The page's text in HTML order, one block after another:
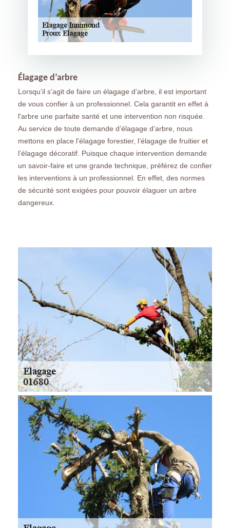
Élagage d’arbre
Lorsqu’il s’agit de faire un élagage d’arbre, il est important
de vous confier à un professionnel. Cela garantit en effet à
l'arbre une parfaite santé et une intervention non risquée.
Au service de toute demande d’élagage d’arbre, nous
mettons en place l'élagage forestier, l’élagage de fruitier et
l’élagage décoratif. Puisque chaque intervention demande
un savoir-faire et une grande technique, préférez de confier
les interventions à un professionnel. En effet, des normes
de sécurité sont exigées pour pouvoir élaguer un arbre
dangereux.